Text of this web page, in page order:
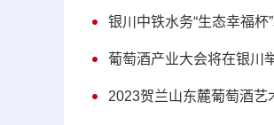
银川中铁水务“生态幸福杯
葡萄酒产业大会将在银川
2023贺兰山东麓葡萄酒艺